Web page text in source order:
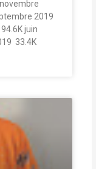
novembre
2019
94.6K juin
 33.4K